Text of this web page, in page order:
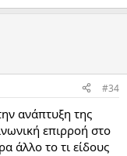
#34
ανάπτυξη της
επιρροή στο
άλλο το τι είδους